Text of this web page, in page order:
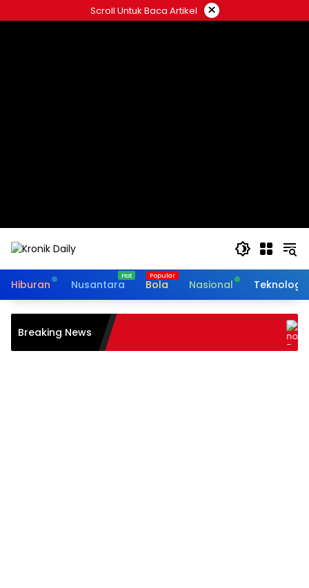
ke
Scroll Untuk Baca Artikel ×
Hiburan Nusantara Bola Nasional Teknologi
Breaking News
Anak
Portal